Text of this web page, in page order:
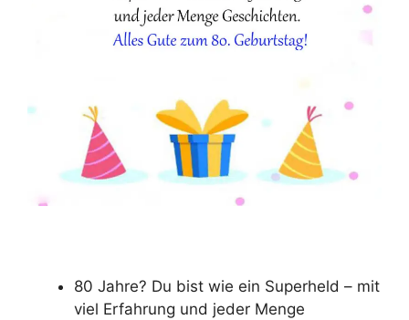
80 Jahre? Du bist wie ein Superheld – mit
viel Erfahrung und jeder Menge